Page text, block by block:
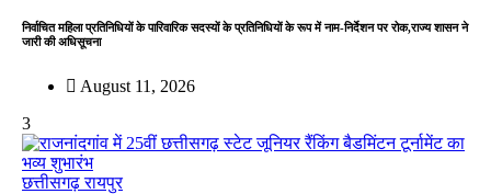
निर्वाचित महिला प्रतिनिधियों के पारिवारिक सदस्यों के प्रतिनिधियों के रूप में नाम-निर्देशन पर रोक,राज्य शासन ने
जारी की अधिसूचना
August 11, 2026
3
छत्तीसगढ़रायपुर